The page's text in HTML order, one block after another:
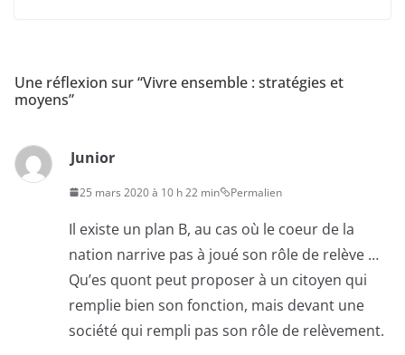
Une réflexion sur “Vivre ensemble : stratégies et
moyens”
Junior
25 mars 2020 à 10 h 22 min Permalien
Il existe un plan B, au cas où le coeur de la
nation narrive pas à joué son rôle de relève …
Qu’es quont peut proposer à un citoyen qui
remplie bien son fonction, mais devant une
société qui rempli pas son rôle de relèvement.